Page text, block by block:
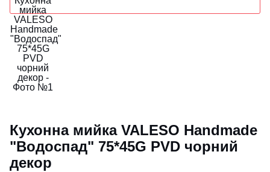
Кухонна мийка VALESO Handmade
"Водоспад" 75*45G PVD чорний
декор